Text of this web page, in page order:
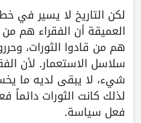
لكن التاريخ لا يسير في
العميقة أن الفقراء هم
هم من قادوا الثورات،
سلاسل الاستعمار. لأن
شيء، لا يبقى لديه ما
لذلك كانت الثورات دائماً
فعل سياسة.